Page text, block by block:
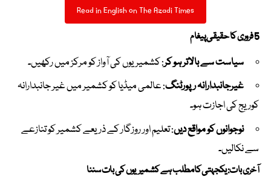
Read in English on The Azadi Times
5 فروری کا حقیقی پیغام
سیاست سے بالاتر ہو کر: کشمیریوں کی آواز کو مرکز میں رکھیں۔
غیرجانبدارانہ رپورٹنگ: عالمی میڈیا کو کشمیر میں غیر جانبدارانہ
کوریج کی اجازت ہو۔
نوجوانوں کو مواقع دیں: تعلیم اور روزگار کے ذریعے کشمیر کو تنازعے
سے نکالیں۔
آخری بات: یکجہتی کا مطلب ہے کشمیریوں کی بات سننا